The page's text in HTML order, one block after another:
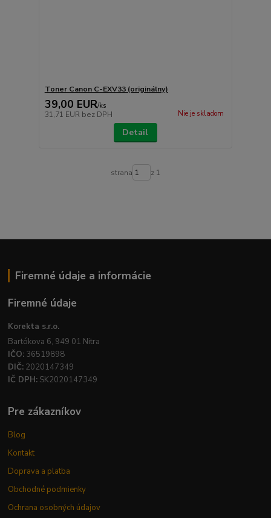
Toner Canon C-EXV33 (originálny)
39,00 EUR/ks
31,71 EUR bez DPH Nie je skladom
Detail
strana z 1
Firemné údaje a informácie
Firemné údaje
Korekta s.r.o.
Bartókova 6, 949 01 Nitra
IČO: 36519898
DIČ: 2020147349
IČ DPH: SK2020147349
Pre zákazníkov
Blog
Kontakt
Doprava a platba
Obchodné podmienky
Ochrana osobných údajov